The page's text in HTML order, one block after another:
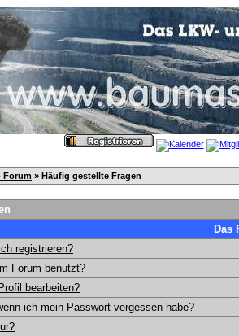
Forum » Häufig gestellte Fragen
Das
registrieren?
Forum benutzt?
bearbeiten?
ich mein Passwort vergessen habe?